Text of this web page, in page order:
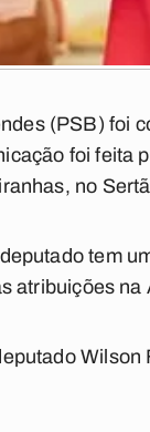
(PSB) foi
foi feita
no
tem
atribuições na
Wilson